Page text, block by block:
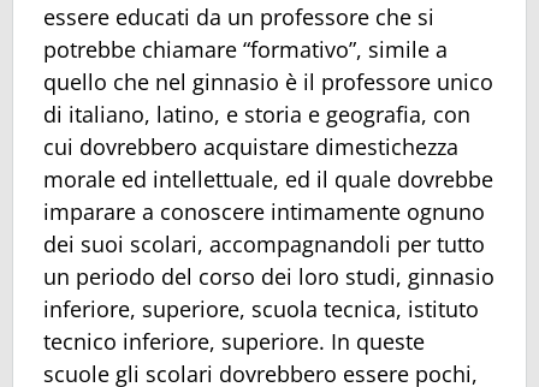
essere educati da un professore che si
potrebbe chiamare “formativo”, simile a
quello che nel ginnasio è il professore unico
di italiano, latino, e storia e geografia, con
cui dovrebbero acquistare dimestichezza
morale ed intellettuale, ed il quale dovrebbe
imparare a conoscere intimamente ognuno
dei suoi scolari, accompagnandoli per tutto
un periodo del corso dei loro studi, ginnasio
inferiore, superiore, scuola tecnica, istituto
tecnico inferiore, superiore. In queste
scuole gli scolari dovrebbero essere pochi,